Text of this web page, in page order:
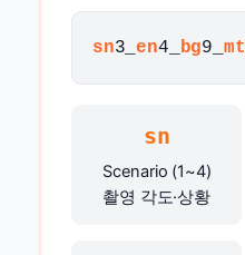
sn3_en4_ bg9_ mt
sn
Scenario (1~4)
촬영 각도·상황